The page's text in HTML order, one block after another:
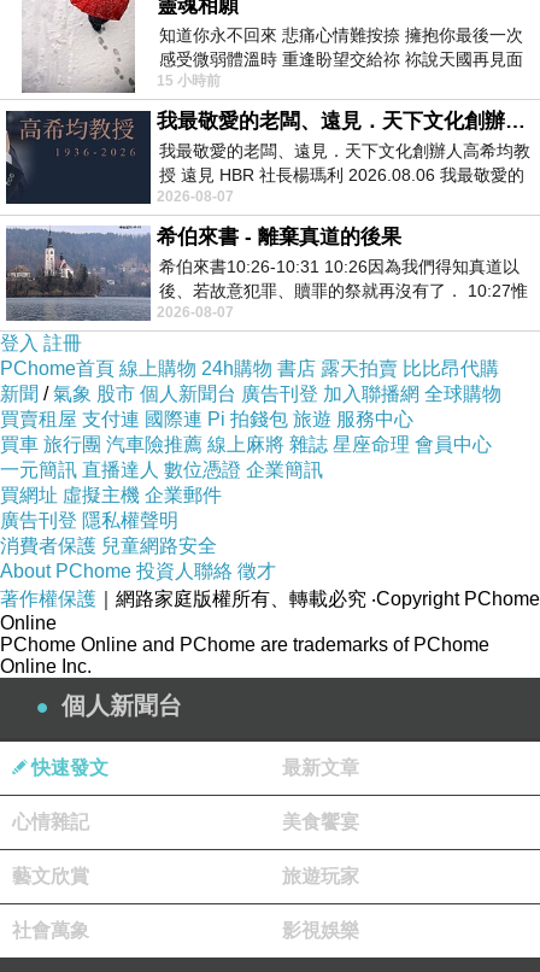
眷村內、眷村外，中間只隔了一道很容易就可以
輕鬆跨越的籬笆，卻讓台灣民間呈現出兩個不同
的社會子系統；這也成為日後藍綠統獨政治路線
光譜的根源。眷村內有一群鐵票，眷村外又有另
一群鐵票。
當年的台灣，政治上屬於戒嚴時期的威權結構，
經濟上是台灣擺脫戰後經濟蕭條，產業重新起飛
的階段；身為副刊主編的瘂弦，身處於這樣的時
代氛圍中，很謹慎、力求平衡，卻又不失開明地
容納各種不同風格的文學寫作；提拔了不少後來
的優秀作家。這些作家當中，有些是鄉土文學的
大將，有些則是眷村文學的旗手。
瘂弦在聯副的時期，可說就是聯副的全盛時期，
同時也是「眷村」與「眷村文學」的全盛時期。
有趣的是，這階段也是台灣第一代「鄉土文學」
的全盛時期。
瘂弦是詩壇走向現代主義、普世主義、本土主
一。
的荒謬性。
靈魂相願
知道你永不回來 悲痛心情難按捺 擁抱你最後一次
感受微弱體溫時 重逢盼望交給祢 祢說天國再見面
此刻忍淚說別離 他日靈魂再
15 小時前
我最敬愛的老闆、遠見．天下文化創辦人高希均教授
我最敬愛的老闆、遠見．天下文化創辦人高希均教
授 遠見 HBR 社長楊瑪利 2026.08.06 我最敬愛的
老闆、遠見．天下文化創辦人高希均教
2026-08-07
希伯來書 - 離棄真道的後果
希伯來書10:26-10:31 10:26因為我們得知真道以
後、若故意犯罪、贖罪的祭就再沒有了． 10:27惟
有戰懼等候審判和那燒滅眾敵人的烈火
2026-08-07
登入 註冊
PChome首頁 線上購物 24h購物 書店 露天拍賣 比比昂代購
新聞 /氣象 股市 個人新聞台 廣告刊登 加入聯播網 全球購物
買賣租屋 支付連 國際連 Pi 拍錢包 旅遊 服務中心
買車 旅行團 汽車險推薦 線上麻將 雜誌 星座命理 會員中心
一元簡訊 直播達人 數位憑證 企業簡訊
買網址 虛擬主機 企業郵件
廣告刊登 隱私權聲明
消費者保護 兒童網路安全
About PChome 投資人聯絡 徵才
著作權保護 ｜網路家庭版權所有、轉載必究 ‧Copyright PChome
Online
PChome Online and PChome are trademarks of PChome
Online Inc.
個人新聞台
快速發文 最新文章
心情雜記 美食饗宴
藝文欣賞 旅遊玩家
社會萬象 影視娛樂